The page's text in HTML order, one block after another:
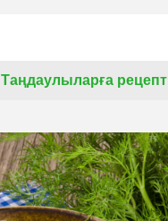
Таңдаулыларға рецепт